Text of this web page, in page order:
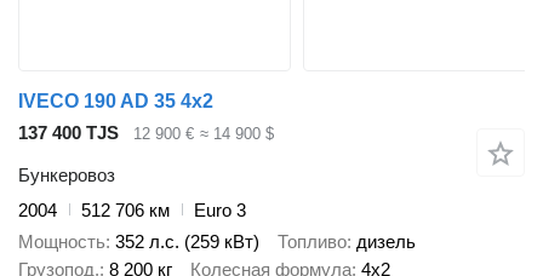
IVECO 190 AD 35 4x2
137 400 TJS
12 900 € ≈ 14 900 $
Бункеровоз
2004
512 706 км
Euro 3
Мощность 352 л.с. (259 кВт) Топливо дизель
Грузопод. 8 200 кг Колесная формула 4x2